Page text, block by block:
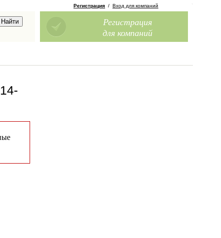
Регистрация / Вход для компаний
Регистрация
для компаний